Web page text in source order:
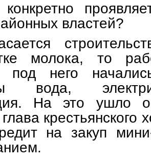
властей?
молока, то
под него
вода,
На это ушло
крестьянского
на закуп